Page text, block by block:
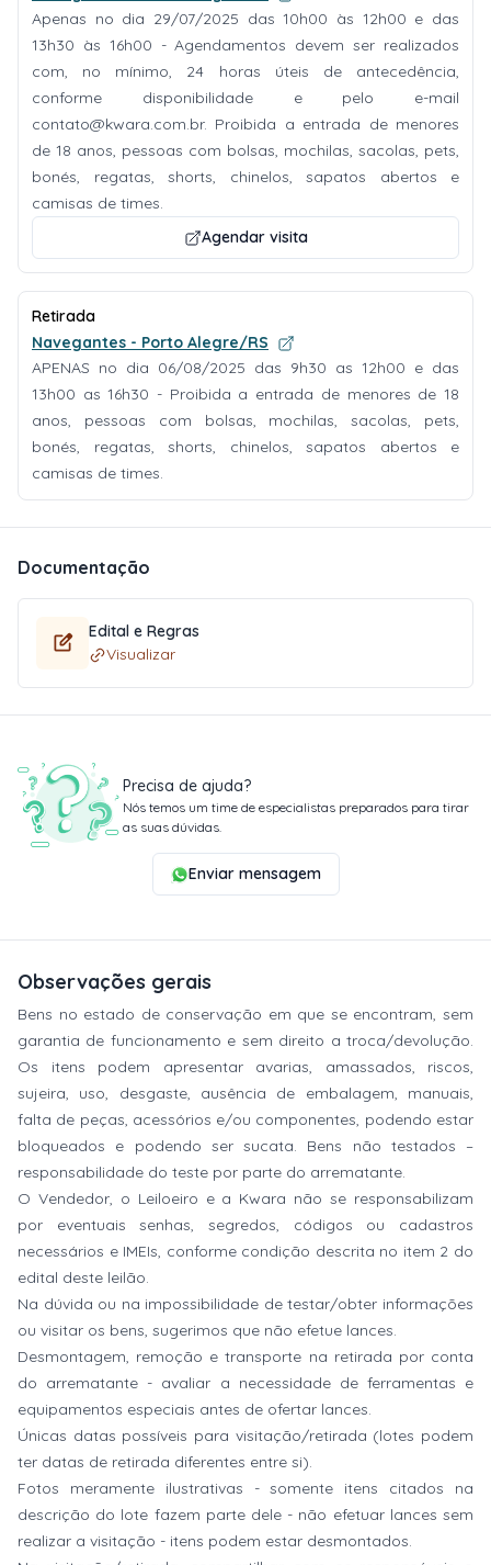
Apenas no dia 29/07/2025 das 10h00 às 12h00 e das
13h30 às 16h00 - Agendamentos devem ser realizados
com, no mínimo, 24 horas úteis de antecedência,
conforme disponibilidade e pelo e-mail
contato@kwara.com.br. Proibida a entrada de menores
de 18 anos, pessoas com bolsas, mochilas, sacolas, pets,
bonés, regatas, shorts, chinelos, sapatos abertos e
camisas de times.
Agendar visita
Retirada
Navegantes - Porto Alegre/RS
APENAS no dia 06/08/2025 das 9h30 as 12h00 e das
13h00 as 16h30 - Proibida a entrada de menores de 18
anos, pessoas com bolsas, mochilas, sacolas, pets,
bonés, regatas, shorts, chinelos, sapatos abertos e
camisas de times.
Documentação
Edital e Regras
Visualizar
Precisa de ajuda?
Nós temos um time de especialistas preparados para tirar
as suas dúvidas.
Enviar mensagem
Observações gerais
Bens no estado de conservação em que se encontram, sem
garantia de funcionamento e sem direito a troca/devolução.
Os itens podem apresentar avarias, amassados, riscos,
sujeira, uso, desgaste, ausência de embalagem, manuais,
falta de peças, acessórios e/ou componentes, podendo estar
bloqueados e podendo ser sucata. Bens não testados –
responsabilidade do teste por parte do arrematante.
O Vendedor, o Leiloeiro e a Kwara não se responsabilizam
por eventuais senhas, segredos, códigos ou cadastros
necessários e IMEIs, conforme condição descrita no item 2 do
edital deste leilão.
Na dúvida ou na impossibilidade de testar/obter informações
ou visitar os bens, sugerimos que não efetue lances.
Desmontagem, remoção e transporte na retirada por conta
do arrematante - avaliar a necessidade de ferramentas e
equipamentos especiais antes de ofertar lances.
Únicas datas possíveis para visitação/retirada (lotes podem
ter datas de retirada diferentes entre si).
Fotos meramente ilustrativas - somente itens citados na
descrição do lote fazem parte dele - não efetuar lances sem
realizar a visitação - itens podem estar desmontados.